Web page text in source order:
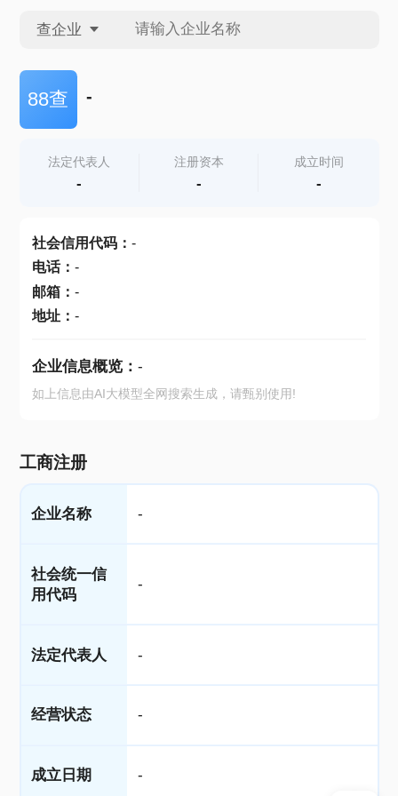
查企业
查企业
查产地
88查 -
法定代表人
-
注册资本
-
成立时间
-
社会信用代码： -
电话： -
邮箱： -
地址： -
企业信息概览： -
如上信息由AI大模型全网搜索生成，请甄别使用!
工商注册
企业名称 -
社会统一信
用代码
-
法定代表人 -
经营状态 -
成立日期 -